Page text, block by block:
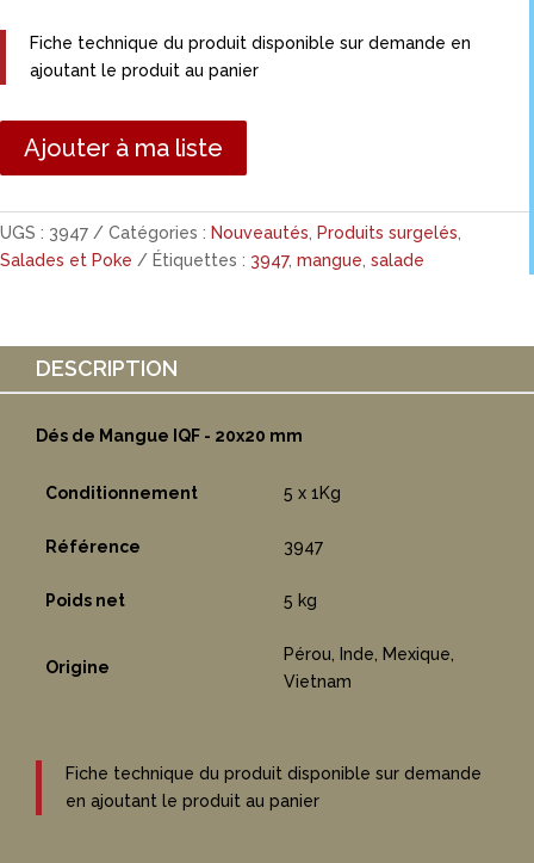
Fiche technique du produit disponible sur demande en
ajoutant le produit au panier
Ajouter à ma liste
UGS : 3947 Catégories : Nouveautés Produits surgelés
Salades et Poke
Étiquettes : 3947, mangue salade
DESCRIPTION
Dés de Mangue IQF - 20x20 mm
Conditionnement 5 x 1Kg
Référence 3947
Poids net 5 kg
Origine
Pérou, Inde, Mexique,
Vietnam
Fiche technique du produit disponible sur demande
en ajoutant le produit au panier